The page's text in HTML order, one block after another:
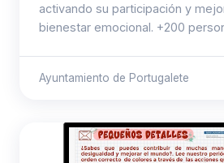
activando su participación y
bienestar emocional. +200
Ayuntamiento de Portugalete